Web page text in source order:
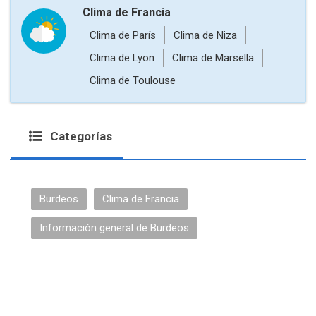
Clima de Francia
Clima de París
Clima de Niza
Clima de Lyon
Clima de Marsella
Clima de Toulouse
Categorías
Burdeos Clima de Francia
Información general de Burdeos